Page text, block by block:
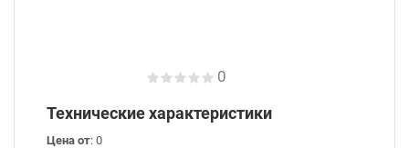
0
Технические характеристики
Цена от: 0